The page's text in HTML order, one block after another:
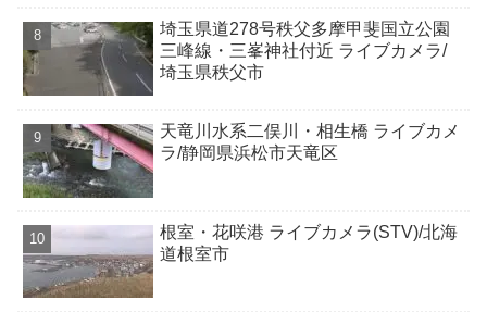
埼玉県道278号秩父多摩甲斐国立公園
三峰線・三峯神社付近 ライブカメラ/
埼玉県秩父市
天竜川水系二俣川・相生橋 ライブカメ
ラ/静岡県浜松市天竜区
根室・花咲港 ライブカメラ(STV)/北海
道根室市